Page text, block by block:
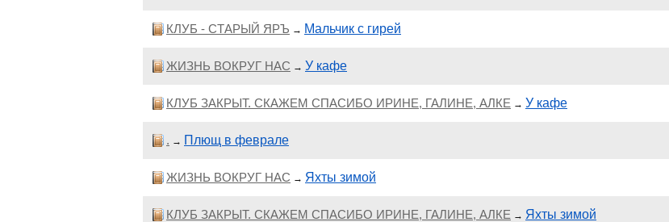
КЛУБ - СТАРЫЙ ЯРЪ → Мальчик с гирей
ЖИЗНЬ ВОКРУГ НАС → У кафе
КЛУБ ЗАКРЫТ. СКАЖЕМ СПАСИБО ИРИНЕ, ГАЛИНЕ, АЛКЕ → У кафе
. → Плющ в феврале
ЖИЗНЬ ВОКРУГ НАС → Яхты зимой
КЛУБ ЗАКРЫТ. СКАЖЕМ СПАСИБО ИРИНЕ, ГАЛИНЕ, АЛКЕ → Яхты зимой